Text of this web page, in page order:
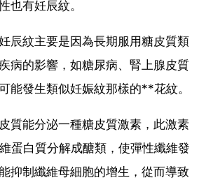
也有妊辰紋。
辰紋主要是因為長期服用糖皮質類
病的影響，如糖尿病、腎上腺皮質
能發生類似妊娠紋那樣的**花紋。
質能分泌一種糖皮質激素，此激素
蛋白質分解成醣類，使彈性纖維發
抑制纖維母細胞的增生，從而導致